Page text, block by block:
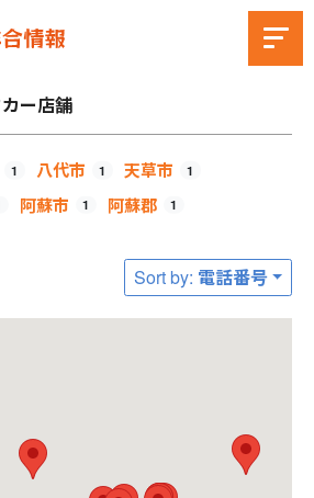
ー店舗
1 八代市 1 天草市 1
阿蘇市 1 阿蘇郡 1
Sort by: 電話番号